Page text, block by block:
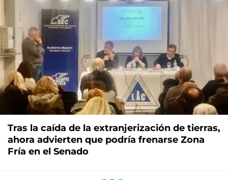
Tras la caída de la extranjerización de tierras,
ahora advierten que podría frenarse Zona
Fría en el Senado